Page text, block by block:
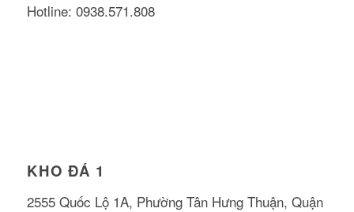
Hotline: 0938.571.808
KHO ĐÁ 1
2555 Quốc Lộ 1A, Phường Tân Hưng Thuận, Quận